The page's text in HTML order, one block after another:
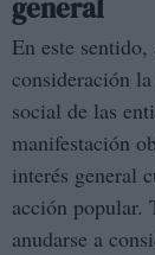
general
En este
consideración
social de las
manifestación
interés general
acción popular.
anudarse a